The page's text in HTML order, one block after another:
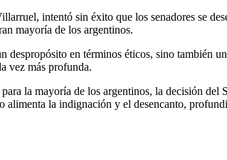
intentó sin éxito que los senadores se
mayoría de los argentinos.
despropósito en términos éticos, sino también
vez más profunda.
la mayoría de los argentinos, la decisión
alimenta la indignación y el desencanto,